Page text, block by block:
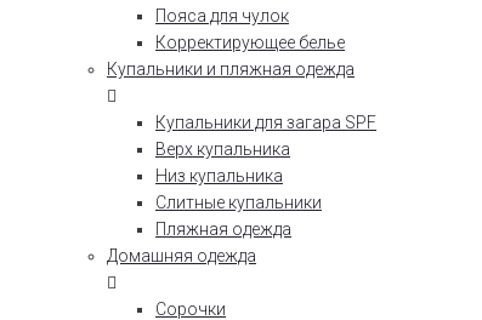
Пояса для чулок
Корректирующее белье
Купальники и пляжная одежда
Купальники для загара SPF
Верх купальника
Низ купальника
Слитные купальники
Пляжная одежда
Домашняя одежда
Сорочки